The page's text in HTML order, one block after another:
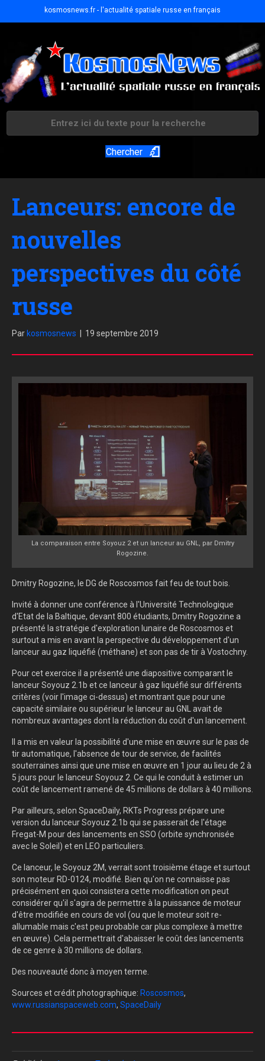
kosmosnews.fr - l'actualité spatiale russe en français
Chercher
Lanceurs: encore de
nouvelles
perspectives du côté
russe
Par kosmosnews 19 septembre 2019
La comparaison entre Soyouz 2 et un lanceur au GNL, par Dmitry
Rogozine.
Dmitry Rogozine, le DG de Roscosmos fait feu de tout bois.
Invité à donner une conférence à l'Université Technologique
d'Etat de la Baltique, devant 800 étudiants, Dmitry Rogozine a
présenté la stratégie d'exploration lunaire de Roscosmos et
surtout a mis en avant la perspective du développement d'un
lanceur au gaz liquéfié (méthane) et son pas de tir à Vostochny.
Pour cet exercice il a présenté une diapositive comparant le
lanceur Soyouz 2.1b et ce lanceur à gaz liquéfié sur différents
critères (voir l'image ci-dessus) et montrant que pour une
capacité similaire ou supérieur le lanceur au GNL avait de
nombreux avantages dont la réduction du coût d'un lancement.
Il a mis en valeur la possibilité d'une mise en œuvre sur le pas de
tir automatique, l'absence de tour de service, de facilités
souterraines ainsi que une mise en œuvre en 1 jour au lieu de 2 à
5 jours pour le lanceur Soyouz 2. Ce qui le conduit à estimer un
coût de lancement ramené de 45 millions de dollars à 40 millions.
Par ailleurs, selon SpaceDaily, RKTs Progress prépare une
version du lanceur Soyouz 2.1b qui se passerait de l'étage
Fregat-M pour des lancements en SSO (orbite synchronisée
avec le Soleil) et en LEO particuliers.
Ce lanceur, le Soyouz 2M, verrait sont troisième étage et surtout
son moteur RD-0124, modifié. Bien qu'on ne connaisse pas
précisément en quoi consistera cette modification on peut
considérer qu'il s'agira de permettre à la puissance de moteur
d'être modifiée en cours de vol (ou que le moteur soit re-
allumable mais c'est peu probable car plus complexe à mettre
en œuvre). Cela permettrait d'abaisser le coût des lancements
de ce genre à 30 millions de dollars.
Des nouveauté donc à moyen terme.
Sources et crédit photographique: Roscosmos,
www.russianspaceweb.com, SpaceDaily